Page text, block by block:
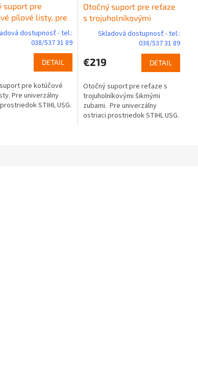
suport pre
pílové listy, pre
dostupnosť - tel.:
038/537 31 89
DETAIL
pre kotúčové
Pre univerzálny
STIHL USG.
Otočný suport pre reťaze
s trojuholníkovými
šikmými zubami, pre
Skladová dostupnosť - tel.:
038/537 31 89
€219 DETAIL
Otočný suport pre reťaze s
trojuholníkovými šikmými
zubami. Pre univerzálny
ostriaci prostriedok STIHL USG.